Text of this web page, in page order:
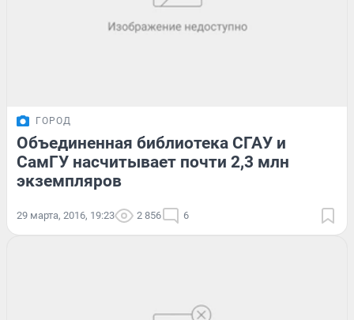
ГОРОД
Объединенная библиотека СГАУ и
СамГУ насчитывает почти 2,3 млн
экземпляров
29 марта, 2016, 19:23 2 856 6